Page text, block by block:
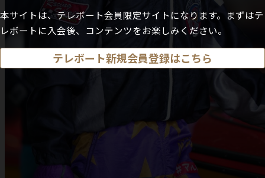
本サイトは、テレボート会員限定サイトになります。まずはテ
レボートに入会後、コンテンツをお楽しみください。
テレボート新規会員登録はこちら